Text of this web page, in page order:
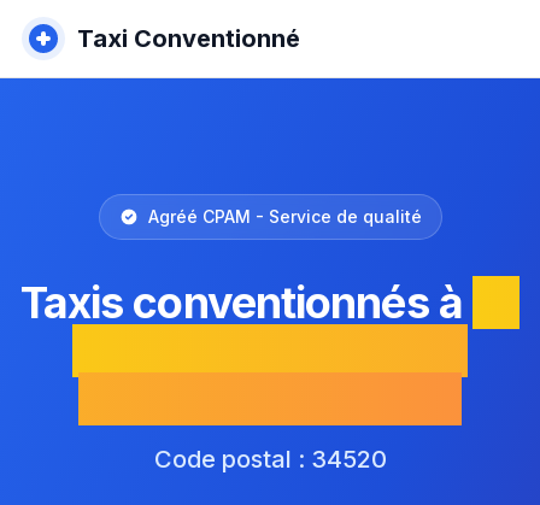
Taxi Conventionné
Agréé CPAM - Service de qualité
Taxis conventionnés à
Code postal : 34520